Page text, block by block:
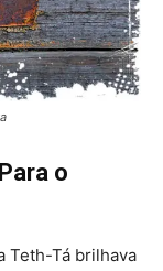
o
Teth-Tá brilhava